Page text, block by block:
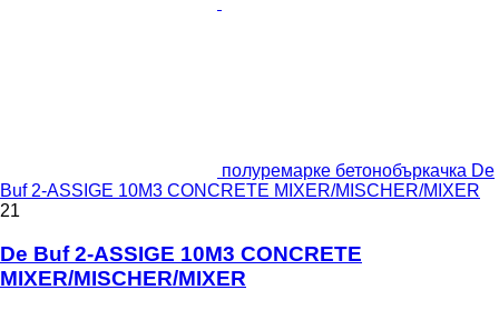
полуремарке бетонобъркачка De
Buf 2-ASSIGE 10M3 CONCRETE MIXER/MISCHER/MIXER
21
De Buf 2-ASSIGE 10M3 CONCRETE
MIXER/MISCHER/MIXER